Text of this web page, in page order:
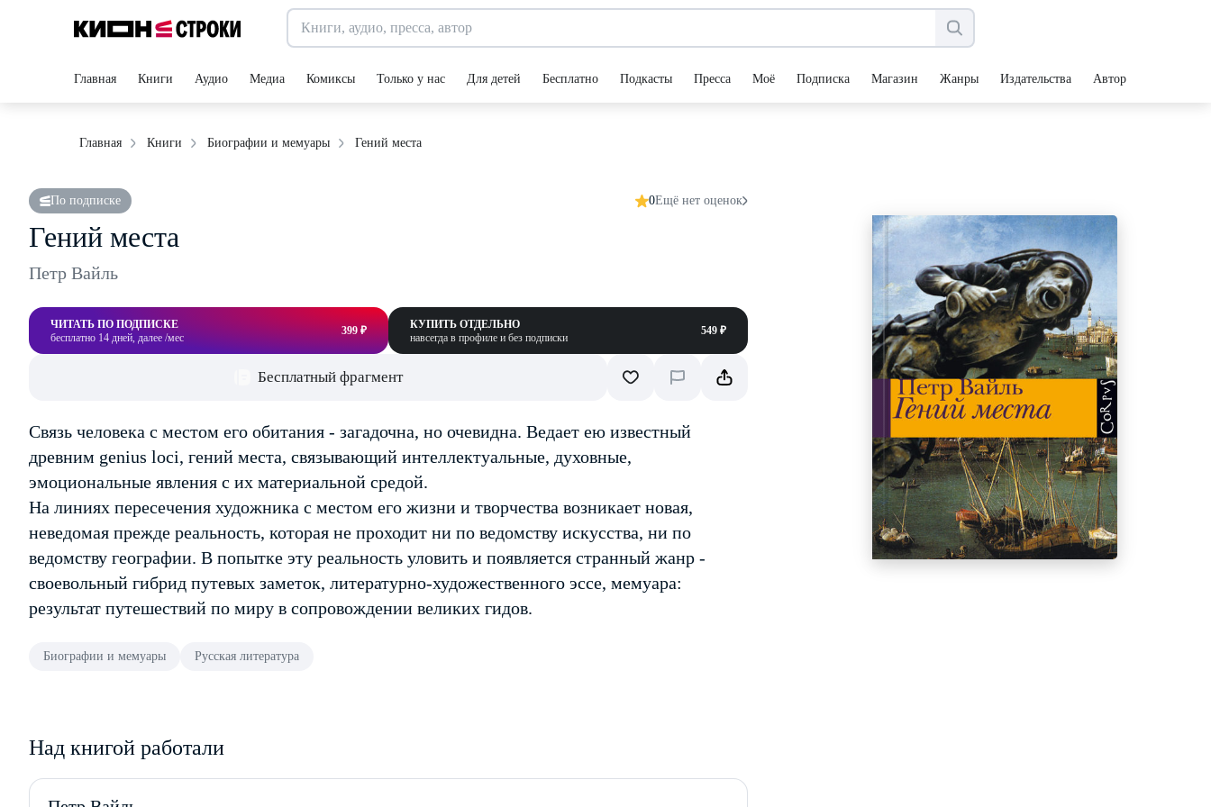
Главная Книги Аудио Медиа Комиксы Только у нас Для детей Бесплатно Подкасты Пресса Моё Подписка Магазин Жанры Издательства Авторы
Главная Книги Биографии и мемуары Гений места
По подписке 0Ещё нет оценок
Гений места
Петр Вайль
ЧИТАТЬ ПО ПОДПИСКЕ
бесплатно 14 дней, далее /мес
399 ₽
КУПИТЬ ОТДЕЛЬНО
навсегда в профиле и без подписки
549 ₽
Бесплатный фрагмент
Связь человека с местом его обитания - загадочна, но очевидна. Ведает ею известный
древним genius loci, гений места, связывающий интеллектуальные, духовные,
эмоциональные явления с их материальной средой.
На линиях пересечения художника с местом его жизни и творчества возникает новая,
неведомая прежде реальность, которая не проходит ни по ведомству искусства, ни по
ведомству географии. В попытке эту реальность уловить и появляется странный жанр -
своевольный гибрид путевых заметок, литературно-художественного эссе, мемуара:
результат путешествий по миру в сопровождении великих гидов.
Биографии и мемуары Русская литература
Над книгой работали